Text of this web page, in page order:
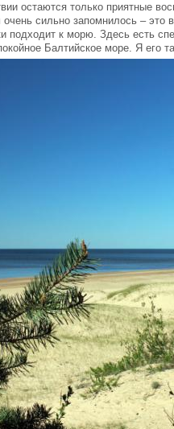
остаются только приятные
сильно запомнилось –
подходит к морю. Здесь есть
Балтийское море. Я его